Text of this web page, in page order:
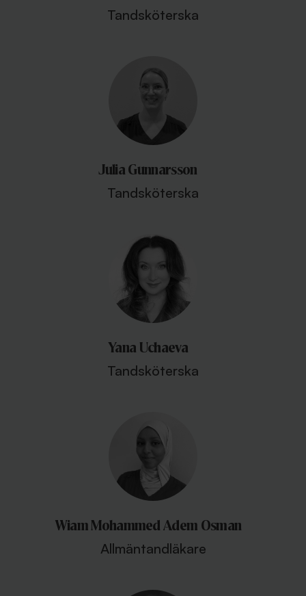
Tandsköterska
Julia Gunnarsson
Tandsköterska
Yana Uchaeva
Tandsköterska
Wiam Mohammed Adem Osman
Allmäntandläkare